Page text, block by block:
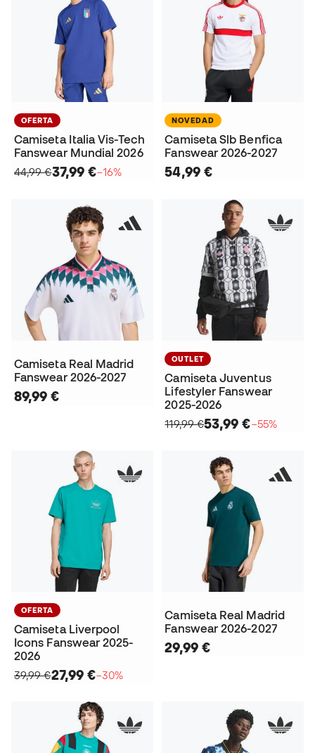
OFERTA
Camiseta Italia Vis-Tech
Fanswear Mundial 2026
44,99 €37,99 €−16%
NOVEDAD
Camiseta Slb Benfica
Fanswear 2026-2027
54,99 €
Camiseta Real Madrid
Fanswear 2026-2027
89,99 €
OUTLET
Camiseta Juventus
Lifestyler Fanswear
2025-2026
119,99 €53,99 €−55%
OFERTA
Camiseta Liverpool
Icons Fanswear 2025-
2026
39,99 €27,99 €−30%
Camiseta Real Madrid
Fanswear 2026-2027
29,99 €